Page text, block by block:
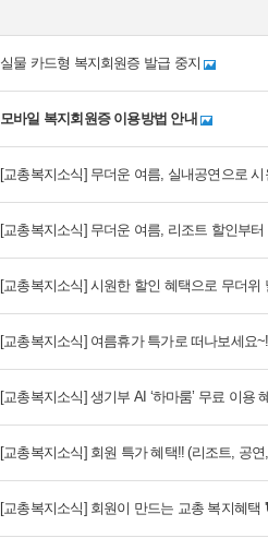
실물 카드형 복지회원증 발급 중지
모바일 복지회원증 이용방법 안내
[교총복지소식] 무더운 여름, 실내공연으로
[교총복지소식] 무더운 여름, 리조트 할인부
[교총복지소식] 시원한 할인 혜택으로 무더위
[교총복지소식] 여름휴가 특가로 떠나보세요
[교총복지소식] 생기부 AI ‘하마룸’ 무료 이용
[교총복지소식] 회원 특가 혜택!! (리조트, 공
[교총복지소식] 회원이 만드는 교총 복지혜택